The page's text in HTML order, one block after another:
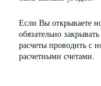
Если Вы открываете
обязательно
расчеты проводить с
расчетными счетами.